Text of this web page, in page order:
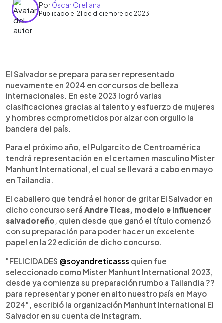
PorÓscar Orellana
Publicado el 21 de diciembre de 2023
Escuchar artículo
El Salvador se prepara para ser representado
nuevamente en 2024 en concursos de belleza
internacionales. En este 2023 logró varias
clasificaciones gracias al talento y esfuerzo de mujeres
y hombres comprometidos por alzar con orgullo la
bandera del país.
Para el próximo año, el Pulgarcito de Centroamérica
tendrá representación en el certamen masculino Mister
Manhunt International, el cual se llevará a cabo en mayo
en Tailandia.
El caballero que tendrá el honor de gritar El Salvador en
dicho concurso será Andre Ticas, modelo e influencer
salvadoreño, quien desde que ganó el título comenzó
con su preparación para poder hacer un excelente
papel en la 22 edición de dicho concurso.
"FELICIDADES @soyandreticasss quien fue
seleccionado como Mister Manhunt International 2023,
desde ya comienza su preparación rumbo a Tailandia ??
para representar y poner en alto nuestro país en Mayo
2024", escribió la organización Manhunt International El
Salvador en su cuenta de Instagram.